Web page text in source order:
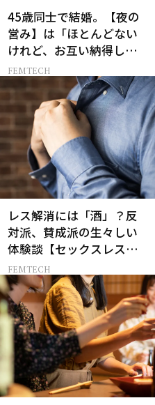
45歳同士で結婚。【夜の
営み】は「ほとんどない
けれど、お互い納得して
いる」と話す理由とは
FEMTECH
レス解消には「酒」？反
対派、賛成派の生々しい
体験談【セックスレス
AND THE CITY -女たちの
告白-】
FEMTECH